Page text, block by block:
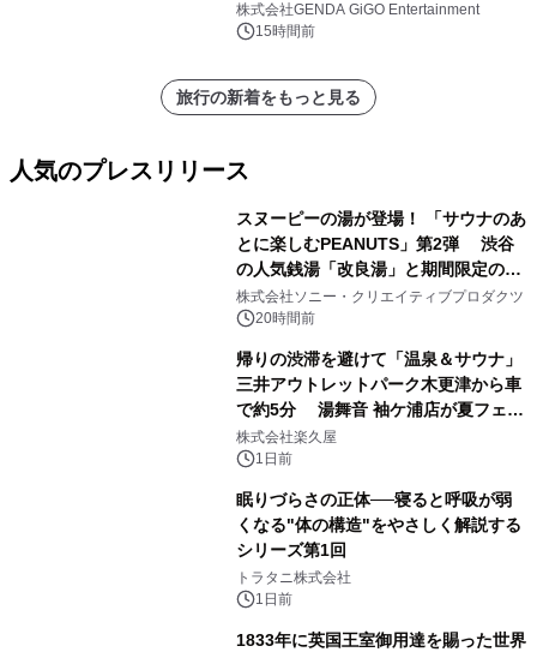
株式会社GENDA GiGO Entertainment
15時間前
旅行の新着をもっと見る
人気のプレスリリース
スヌーピーの湯が登場！ 「サウナのあ
とに楽しむPEANUTS」第2弾 渋谷
の人気銭湯「改良湯」と期間限定のコ
ラボレーション サウナイキタイコラ
ボグッズも発売決定！
株式会社ソニー・クリエイティブプロダクツ
20時間前
帰りの渋滞を避けて「温泉＆サウナ」
三井アウトレットパーク木更津から車
で約5分 湯舞音 袖ケ浦店が夏フェア
メニューを提供
株式会社楽久屋
1日前
眠りづらさの正体──寝ると呼吸が弱
くなる"体の構造"をやさしく解説する
シリーズ第1回
トラタニ株式会社
1日前
1833年に英国王室御用達を賜った世界